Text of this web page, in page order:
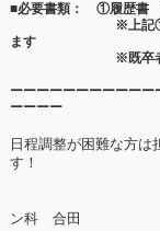
■必要書類： ①履歴書
※上記①②③を採用
ます
※既卒者の方は
ーーーーーーーーーー
ーーーー
日程調整が困難な方は
す！
リハ
ン科 合田